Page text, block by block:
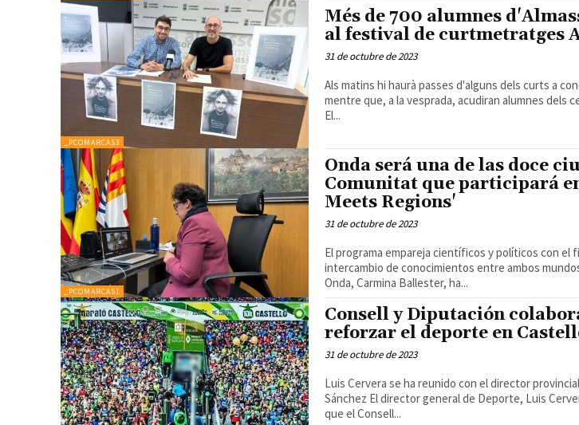
_PCOMARCAS3
Més de 700 alumnes
al festival de curtmetratges
31 de octubre de 2023
Als matins hi haurà passes d'alguns dels curts a
mentre que, a la vesprada, acudiran alumnes dels
El...
_PCOMARCAS1
Onda será una de las doce
Comunitat que participará
Meets Regions'
31 de octubre de 2023
El programa empareja científicos y políticos con el
intercambio de conocimientos entre ambos mundos La alcaldesa
Onda, Carmina Ballester, ha...
Consell y Diputación
reforzar el deporte en
31 de octubre de 2023
Luis Cervera se ha reunido con el director
Sánchez El director general de Deporte, Luis Cervera, ha asegurado
que el Consell...